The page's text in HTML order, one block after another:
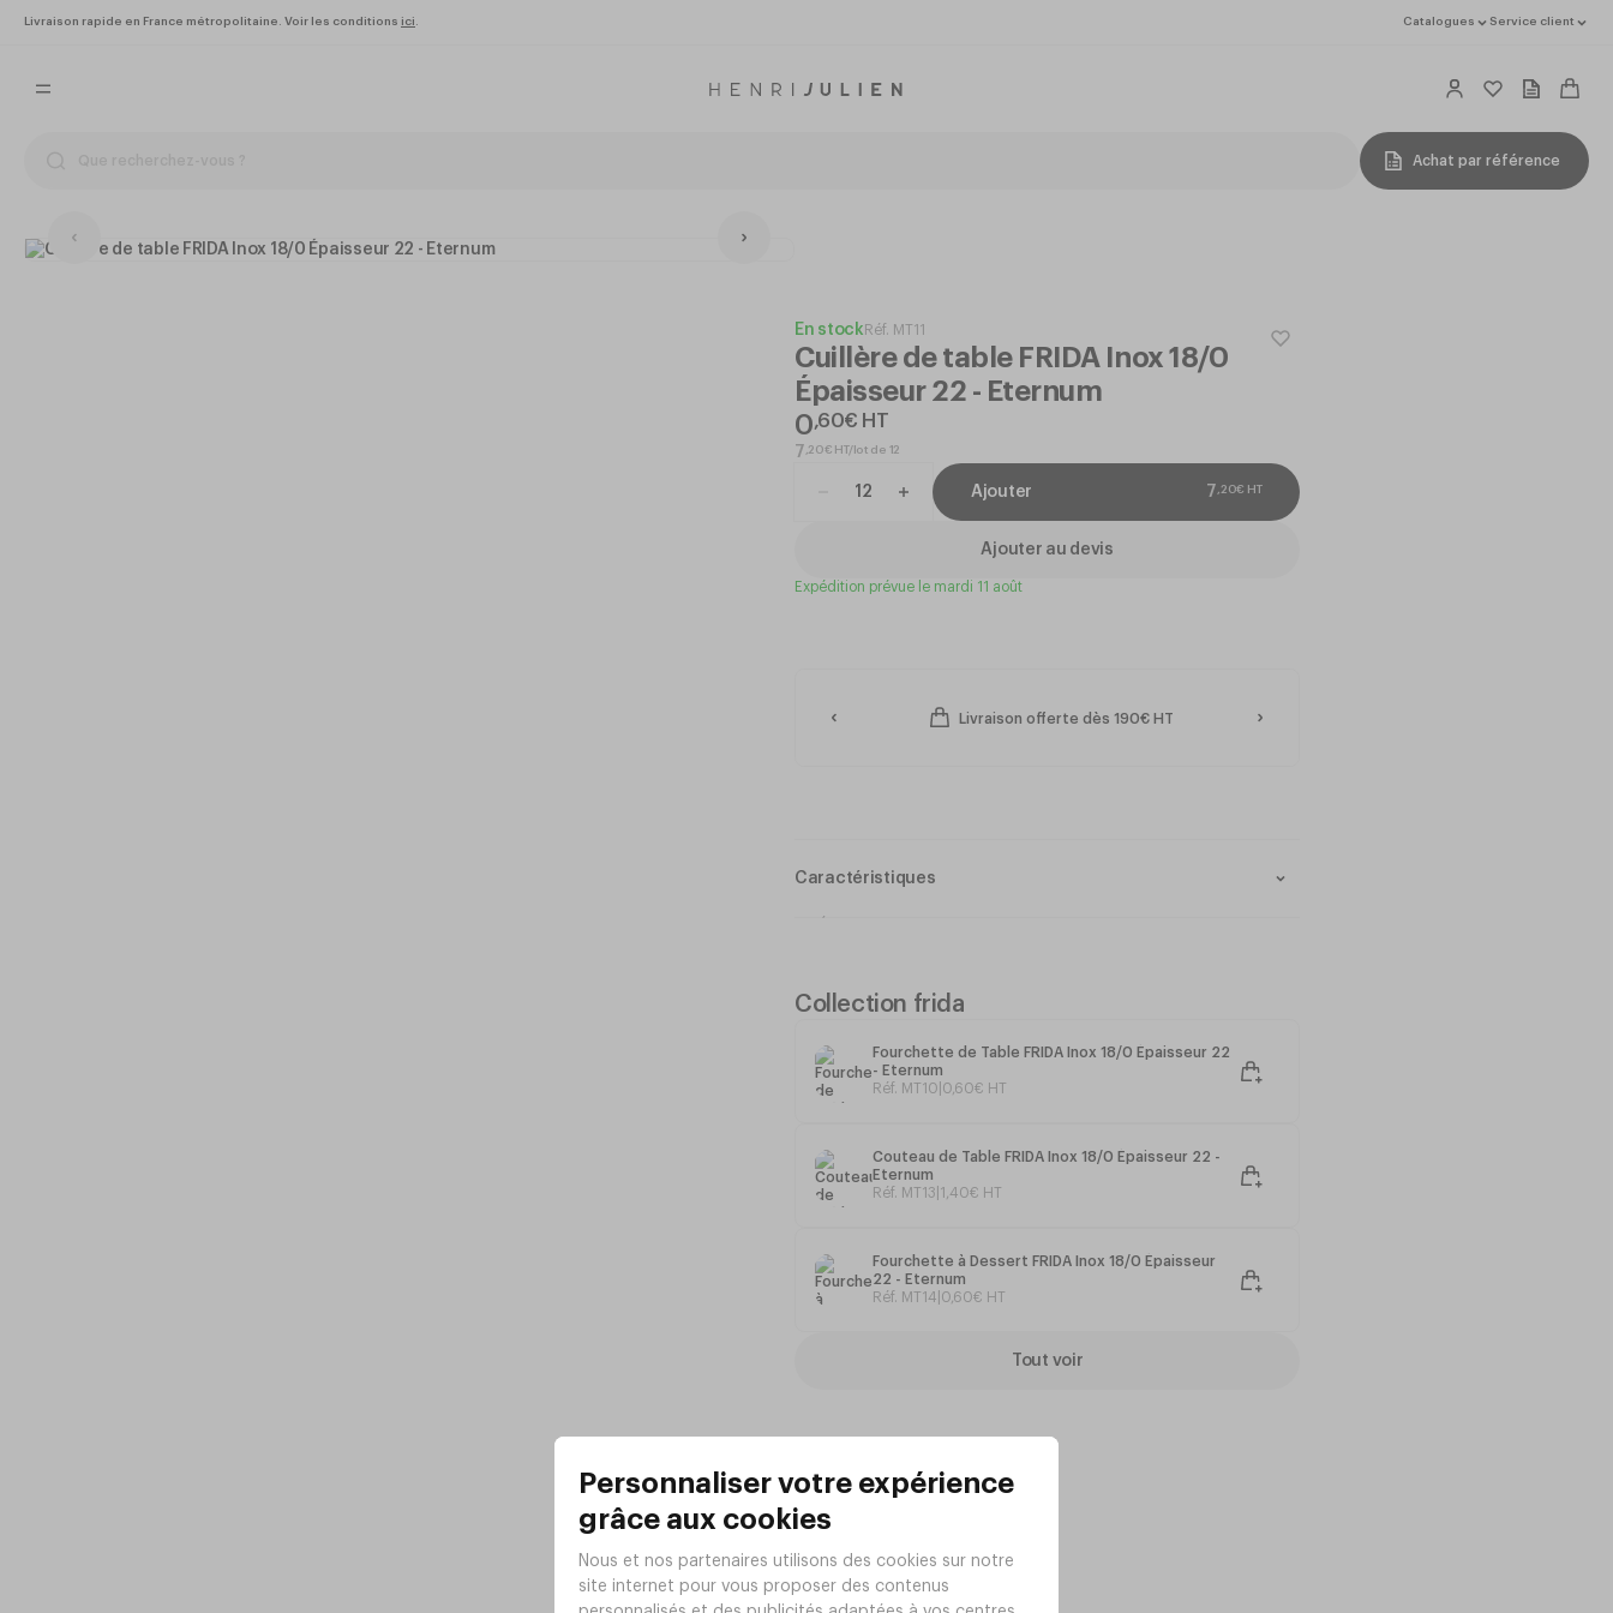
Livraison rapide en France métropolitaine. Voir les conditions ici . Catalogues Service client
Achat par référence
En stock Réf. MT11
Cuillère de table FRIDA Inox 18/0
Épaisseur 22 - Eternum
0,60€ HT
7 20€ HT/lot de 12
Ajouter 7 20€ HT
Ajouter au devis
Expédition prévue le mardi 11 août
Livraison offerte dès 190€ HT
Caractéristiques
Poids : 36g
Collection frida
Fourchette de Table FRIDA Inox 18/0 Épaisseur 22
- Eternum
Réf. MT10 0 60€ HT
Couteau de Table FRIDA Inox 18/0 Épaisseur 22 -
Eternum
Réf. MT13 1 40€ HT
Fourchette à Dessert FRIDA Inox 18/0 Épaisseur
22 - Eternum
Réf. MT14 0 60€ HT
Tout voir